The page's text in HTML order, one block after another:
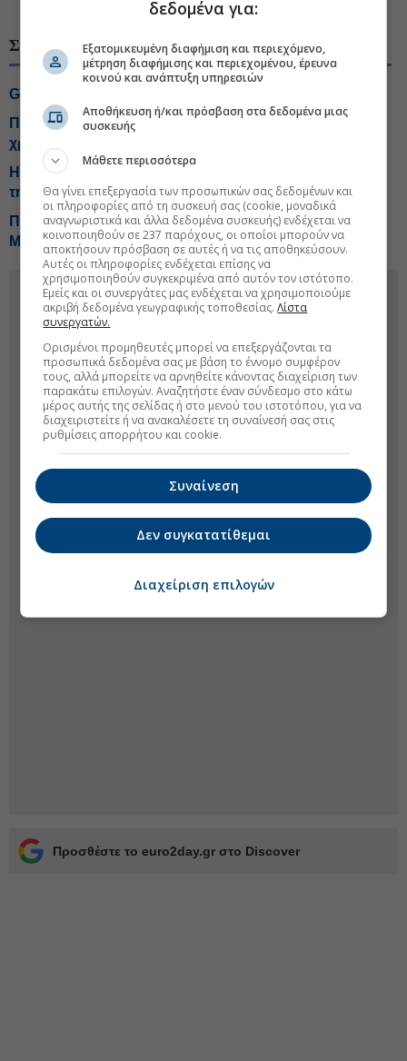
ΣΧΕΤΙΚΑ ΘΕΜΑΤΑ
GSI: NAVTEX το φθινόπωρο μετά το ντιλ με Meridiam
ΠΑΣΟΚ σε Μαξίμου: Δώστε δεσμευτικό
χρονοδιάγραμμα για GSI
H έκπληξη από την Helleniq Energy-Τα telecom σχέδια
της ΔΕΗ-Tips για Coca Cola, Alter Ego, ΑΔΜΗΕ, ΙΝΤΕΚ
Πηγές Μαξίμου: Νέα ώθηση στο GSI με την είσοδο της
Meridiam
Προσθέστε το euro2day.gr στο Discover
δεδομένα για:
Εξατομικευμένη διαφήμιση και περιεχόμενο,
μέτρηση διαφήμισης και περιεχομένου, έρευνα
κοινού και ανάπτυξη υπηρεσιών
Αποθήκευση ή/και πρόσβαση στα δεδομένα μιας
συσκευής
Μάθετε περισσότερα
Θα γίνει επεξεργασία των προσωπικών σας δεδομένων και
οι πληροφορίες από τη συσκευή σας (cookie, μοναδικά
αναγνωριστικά και άλλα δεδομένα συσκευής) ενδέχεται να
κοινοποιηθούν σε 237 παρόχους, οι οποίοι μπορούν να
αποκτήσουν πρόσβαση σε αυτές ή να τις αποθηκεύσουν.
Αυτές οι πληροφορίες ενδέχεται επίσης να
χρησιμοποιηθούν συγκεκριμένα από αυτόν τον ιστότοπο.
Εμείς και οι συνεργάτες μας ενδέχεται να χρησιμοποιούμε
ακριβή δεδομένα γεωγραφικής τοποθεσίας.Λίστα
συνεργατών.
Ορισμένοι προμηθευτές μπορεί να επεξεργάζονται τα
προσωπικά δεδομένα σας με βάση το έννομο συμφέρον
τους, αλλά μπορείτε να αρνηθείτε κάνοντας διαχείριση των
παρακάτω επιλογών. Αναζητήστε έναν σύνδεσμο στο κάτω
μέρος αυτής της σελίδας ή στο μενού του ιστοτόπου, για να
διαχειριστείτε ή να ανακαλέσετε τη συναίνεσή σας στις
ρυθμίσεις απορρήτου και cookie.
Συναίνεση
Δεν συγκατατίθεμαι
Διαχείριση επιλογών